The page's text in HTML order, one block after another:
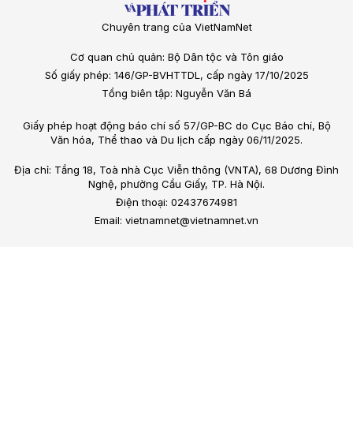
Chuyên trang của VietNamNet
Cơ quan chủ quản: Bộ Dân tộc và Tôn giáo
Số giấy phép: 146/GP-BVHTTDL, cấp ngày 17/10/2025
Tổng biên tập: Nguyễn Văn Bá
Giấy phép hoạt động báo chí số 57/GP-BC do Cục Báo chí, Bộ
Văn hóa, Thể thao và Du lịch cấp ngày 06/11/2025.
Địa chỉ: Tầng 18, Toà nhà Cục Viễn thông (VNTA), 68 Dương Đình
Nghệ, phường Cầu Giấy, TP. Hà Nội.
Điện thoại: 02437674981
Email: vietnamnet@vietnamnet.vn